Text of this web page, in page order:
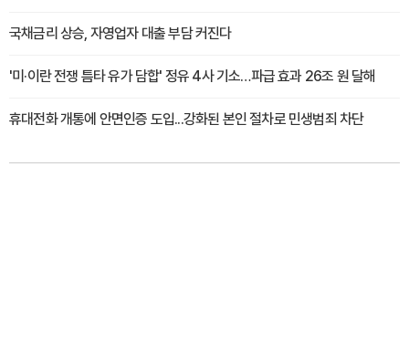
국채금리 상승, 자영업자 대출 부담 커진다
'미·이란 전쟁 틈타 유가 담합' 정유 4사 기소…파급 효과 26조 원 달해
휴대전화 개통에 안면인증 도입...강화된 본인 절차로 민생범죄 차단